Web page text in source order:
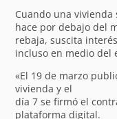
Cuando una
hace por debajo del
rebaja, suscita
incluso en medio del
«El 19 de marzo
vivienda y el
día 7 se firmó el
plataforma digital.